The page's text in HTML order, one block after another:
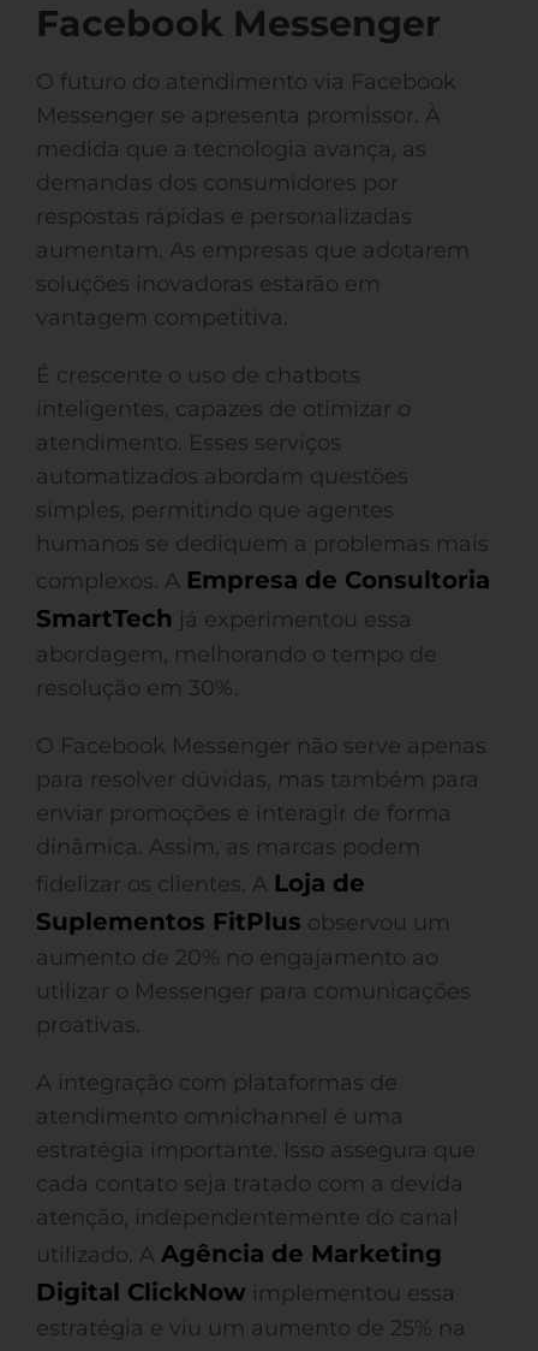
Facebook Messenger
O futuro do atendimento via Facebook
Messenger se apresenta promissor. À
medida que a tecnologia avança, as
demandas dos consumidores por
respostas rápidas e personalizadas
aumentam. As empresas que adotarem
soluções inovadoras estarão em
vantagem competitiva.
É crescente o uso de chatbots
inteligentes, capazes de otimizar o
atendimento. Esses serviços
automatizados abordam questões
simples, permitindo que agentes
humanos se dediquem a problemas mais
complexos. A Empresa de Consultoria
SmartTech já experimentou essa
abordagem, melhorando o tempo de
resolução em 30%.
O Facebook Messenger não serve apenas
para resolver dúvidas, mas também para
enviar promoções e interagir de forma
dinâmica. Assim, as marcas podem
fidelizar os clientes. A Loja de
Suplementos FitPlus observou um
aumento de 20% no engajamento ao
utilizar o Messenger para comunicações
proativas.
A integração com plataformas de
atendimento omnichannel é uma
estratégia importante. Isso assegura que
cada contato seja tratado com a devida
atenção, independentemente do canal
utilizado. A Agência de Marketing
Digital ClickNow implementou essa
estratégia e viu um aumento de 25% na